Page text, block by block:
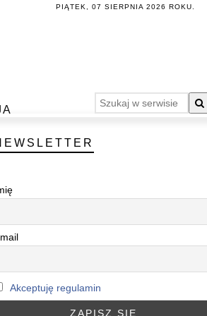
PIĄTEK, 07 SIERPNIA 2026 ROKU.
Akceptuję regulamin